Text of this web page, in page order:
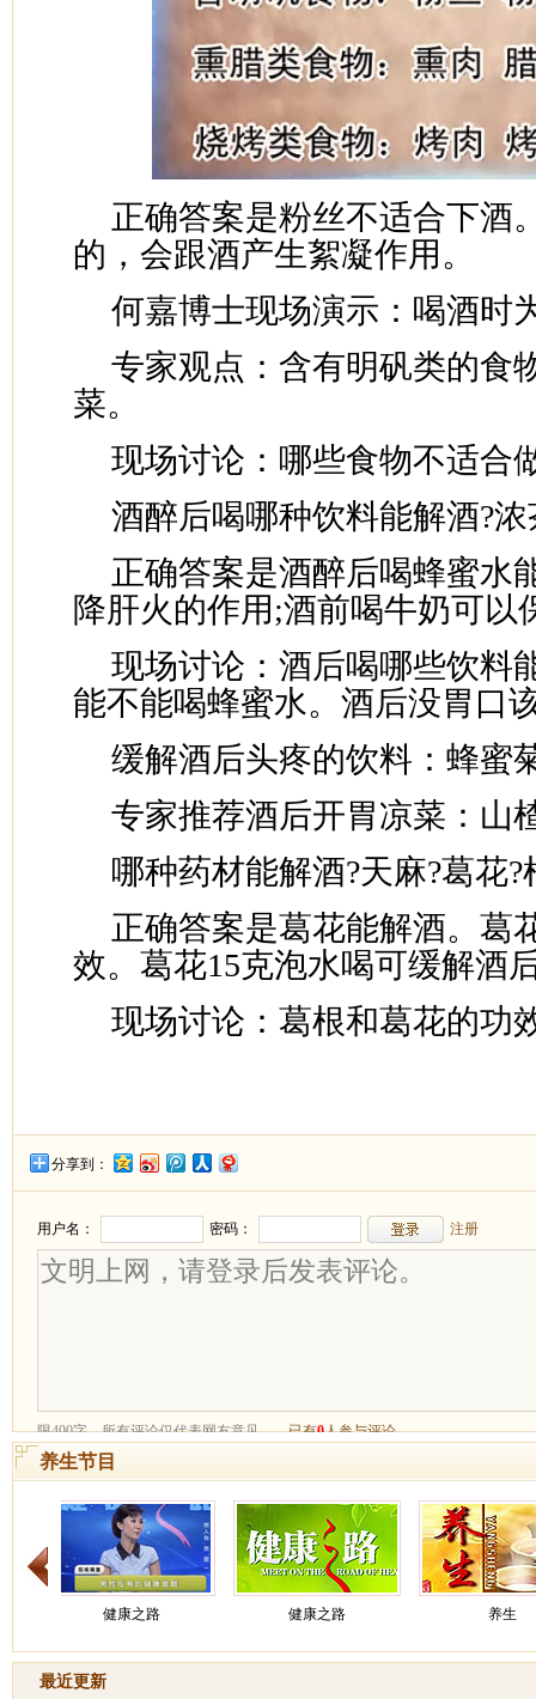
正确答案是粉丝不适合下酒
的，会跟酒产生絮凝作用。
何嘉博士现场演示：喝酒时
专家观点：含有明矾类的食
菜。
现场讨论：哪些食物不适合
酒醉后喝哪种饮料能解酒?浓
正确答案是酒醉后喝蜂蜜水
降肝火的作用;酒前喝牛奶可以
现场讨论：酒后喝哪些饮料
能不能喝蜂蜜水。酒后没胃口
缓解酒后头疼的饮料：蜂蜜
专家推荐酒后开胃凉菜：山
哪种药材能解酒?天麻?葛花?
正确答案是葛花能解酒。葛
效。葛花15克泡水喝可缓解酒
现场讨论：葛根和葛花的功
分享到：
养生节目
健康之路 养生 健康
最近更新